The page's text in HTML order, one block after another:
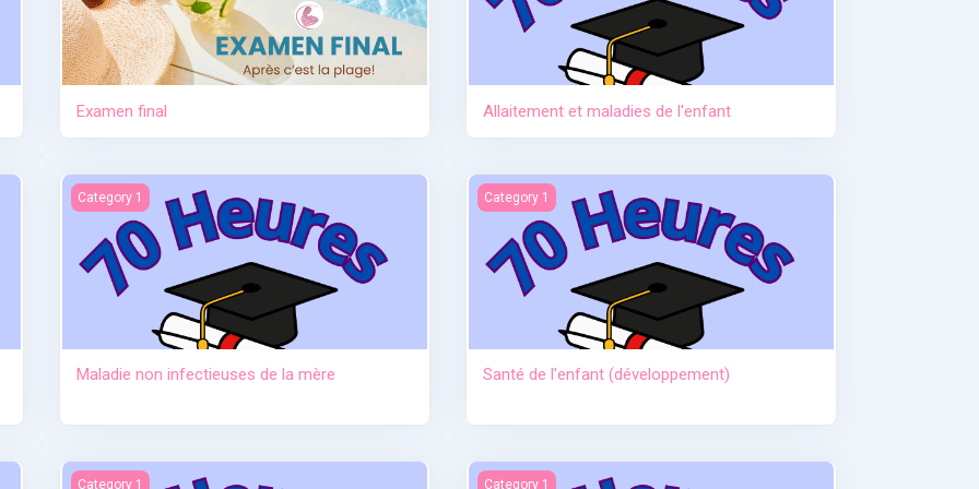
Examen final Allaitement et maladies de l'enfant
Maladie non infectieuses de la mère
Category 1
Maladie non infectieuses de la mère
Santé de l'enfant (développement)
Category 1
Santé de l'enfant (développement)
sevrage)Anatomie et physiologie
Category 1 Ictère et hypoglycémie
Category 1